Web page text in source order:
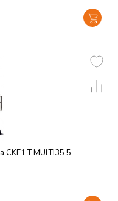
T MULTI35 5